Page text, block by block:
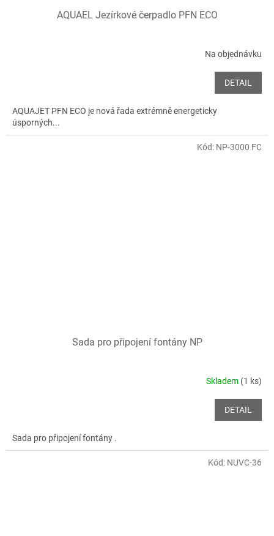
AQUAEL Jezírkové čerpadlo PFN ECO
Na objednávku
DETAIL
AQUAJET PFN ECO je nová řada extrémně energeticky
úsporných...
Sada pro připojení fontány NP
Skladem (1 ks)
DETAIL
Sada pro připojení fontány .
Kód: NP-3000 FC
Kód: NUVC-36